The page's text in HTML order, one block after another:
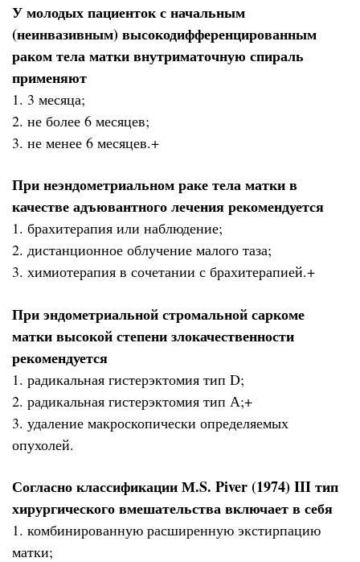
У молодых пациенток с начальным
(неинвазивным) высокодифференцированным
раком тела матки внутриматочную спираль
применяют
1. 3 месяца;
2. не более 6 месяцев;
3. не менее 6 месяцев.+
При неэндометриальном раке тела матки в
качестве адъювантного лечения рекомендуется
1. брахитерапия или наблюдение;
2. дистанционное облучение малого таза;
3. химиотерапия в сочетании с брахитерапией.+
При эндометриальной стромальной саркоме
матки высокой степени злокачественности
рекомендуется
1. радикальная гистерэктомия тип D;
2. радикальная гистерэктомия тип А;+
3. удаление макроскопически определяемых
опухолей.
Согласно классификации М.S. Piver (1974) III тип
хирургического вмешательства включает в себя
1. комбинированную расширенную экстирпацию
матки;